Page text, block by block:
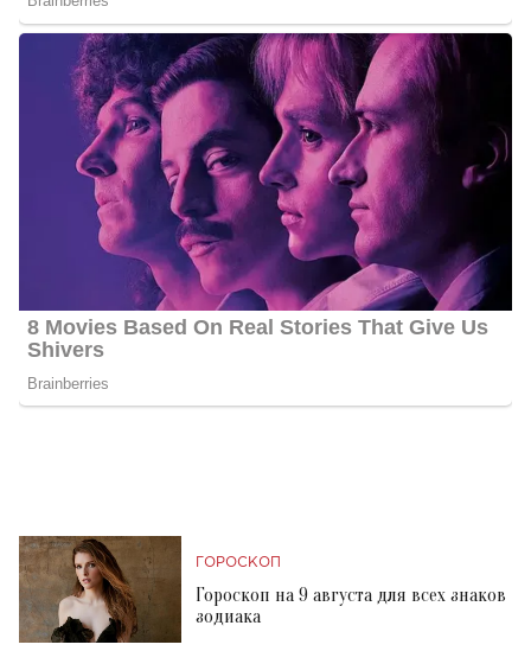
ГОРОСКОП
Гороскоп на 9 августа для всех знаков
зодиака